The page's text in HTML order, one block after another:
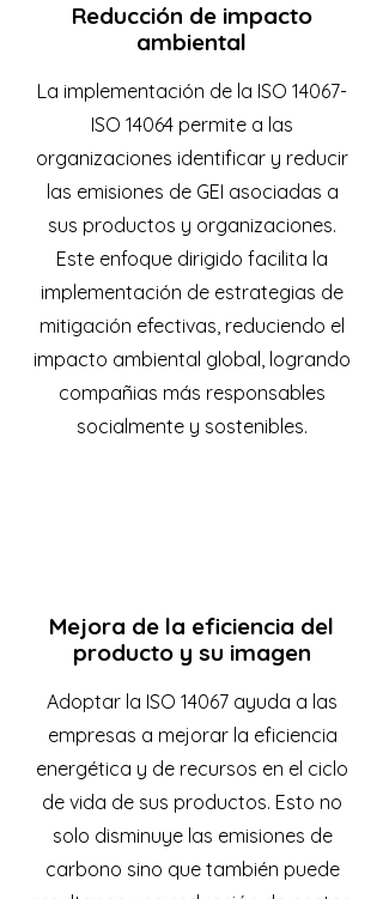
Reducción de impacto
ambiental
La implementación de la ISO 14067-
ISO 14064 permite a las
organizaciones identificar y reducir
las emisiones de GEI asociadas a
sus productos y organizaciones.
Este enfoque dirigido facilita la
implementación de estrategias de
mitigación efectivas, reduciendo el
impacto ambiental global, logrando
compañias más responsables
socialmente y sostenibles.
Mejora de la eficiencia del
producto y su imagen
Adoptar la ISO 14067 ayuda a las
empresas a mejorar la eficiencia
energética y de recursos en el ciclo
de vida de sus productos. Esto no
solo disminuye las emisiones de
carbono sino que también puede